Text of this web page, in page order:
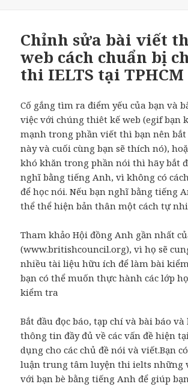
Chỉnh sửa bài viết
web cách chuẩn bị
thi IELTS tại TPHCM
Cố gắng tìm ra điểm yếu của bạn và
việc với chúng thiêt kế web (egif bạn
mạnh trong phần viết thì bạn nên
này và cuối cùng bạn sẽ thích nó),
khó khăn trong phần nói thì hãy bắt
nghĩ bằng tiếng Anh, vì không có
để học nói. Nếu bạn nghĩ bằng tiếng
thể thể hiện bản thân một cách tự
Tham khảo Hội đồng Anh gần nhất
(www.britishcouncil.org), vì họ sẽ
nhiều tài liệu hữu ích để làm bài
bạn có thể muốn thực hành các lớp
kiểm tra
Bắt đầu đọc báo, tạp chí và bài báo và
thông tin đầy đủ về các vấn đề hiện
dụng cho các chủ đề nói và viết.Bạn
luận trung tâm luyện thi ielts những
với bạn bè bằng tiếng Anh để giúp